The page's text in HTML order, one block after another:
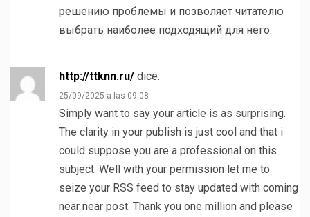
решению проблемы и позволяет читателю
выбрать наиболее подходящий для него.
http://ttknn.ru/ dice:
25/09/2025 a las 09:08
Simply want to say your article is as surprising.
The clarity in your publish is just cool and that i
could suppose you are a professional on this
subject. Well with your permission let me to
seize your RSS feed to stay updated with coming
near near post. Thank you one million and please